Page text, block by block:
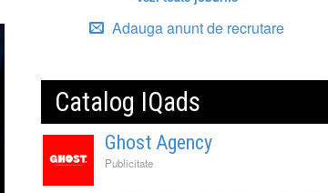
Adauga anunt de recrutare
Catalog IQads
Ghost Agency
Publicitate